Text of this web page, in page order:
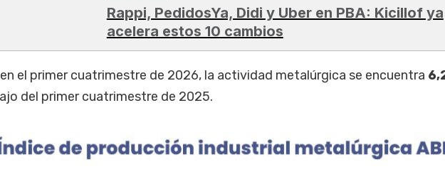
Rappi, PedidosYa, Didi y Uber en PBA: Kicillof ya
acelera estos 10 cambios
el primer cuatrimestre de 2026, la actividad metalúrgica se encuentra
del primer cuatrimestre de 2025.